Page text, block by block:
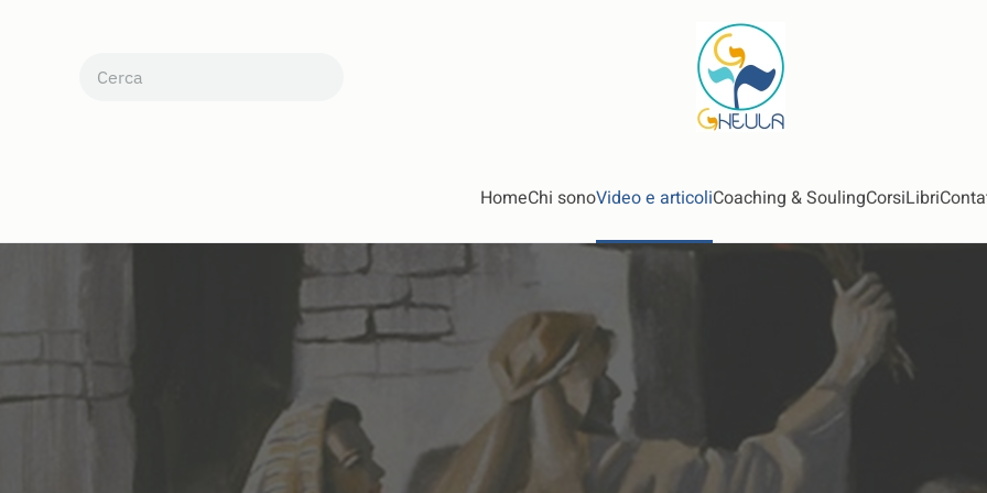
HomeChi sonoVideo e articoliCoaching & SoulingCorsiLibri